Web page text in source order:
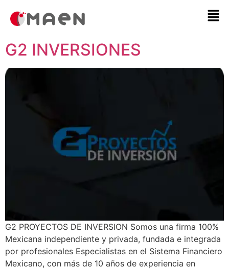
G2 INVERSIONES
G2 PROYECTOS DE INVERSION Somos una firma 100%
Mexicana independiente y privada, fundada e integrada
por profesionales Especialistas en el Sistema Financiero
Mexicano, con más de 10 años de experiencia en